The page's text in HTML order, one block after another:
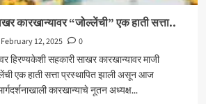
कारखान्यावर “जोल्लेंची” एक हाती सत्ता..
February 12, 2025
0
हिरण्यकेशी सहकारी साखर कारखान्यावर माजी
एक हाती सत्ता प्रस्थापित झाली असून आज
कारखान्याचे नूतन अध्यक्ष...